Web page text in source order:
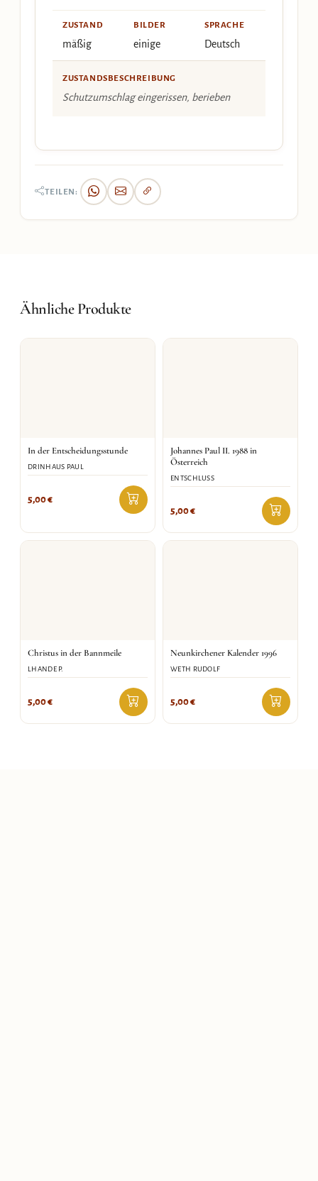
ZUSTAND
mäßig
BILDER
einige
SPRACHE
Deutsch
ZUSTANDSBESCHREIBUNG
Schutzumschlag eingerissen, berieben
TEILEN:
Ähnliche Produkte
In der Entscheidungsstunde
DRINHAUS PAUL
5,00€
Johannes Paul II. 1988 in
Österreich
ENTSCHLUSS
5,00€
Christus in der Bannmeile
LHANDE P.
5,00€
Neunkirchener Kalender 1996
WETH RUDOLF
5,00€